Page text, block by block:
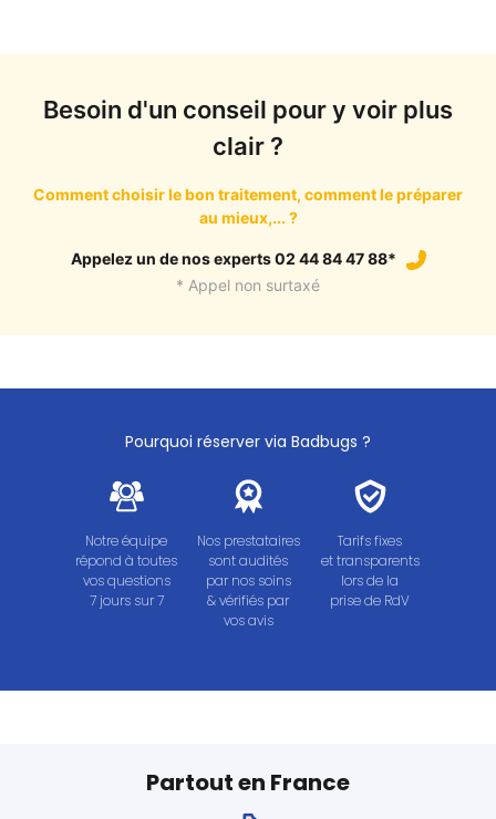
Besoin d'un conseil pour y voir plus
clair ?
Comment choisir le bon traitement, comment le préparer
au mieux,... ?
Appelez un de nos experts 02 44 84 47 88*
* Appel non surtaxé
Pourquoi réserver via Badbugs ?
Notre équipe
répond à toutes
vos questions
7 jours sur 7
Nos prestataires
sont audités
par nos soins
& vérifiés par
vos avis
Tarifs fixes
et transparents
lors de la
prise de RdV
Partout en France